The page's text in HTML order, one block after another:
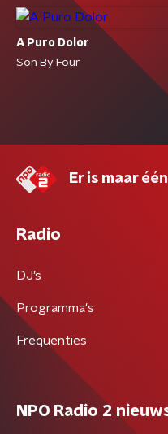
A Puro Dolor
Son By Four
Er is maar
Radio
DJ’s
Programma's
Frequenties
NPO Radio 2